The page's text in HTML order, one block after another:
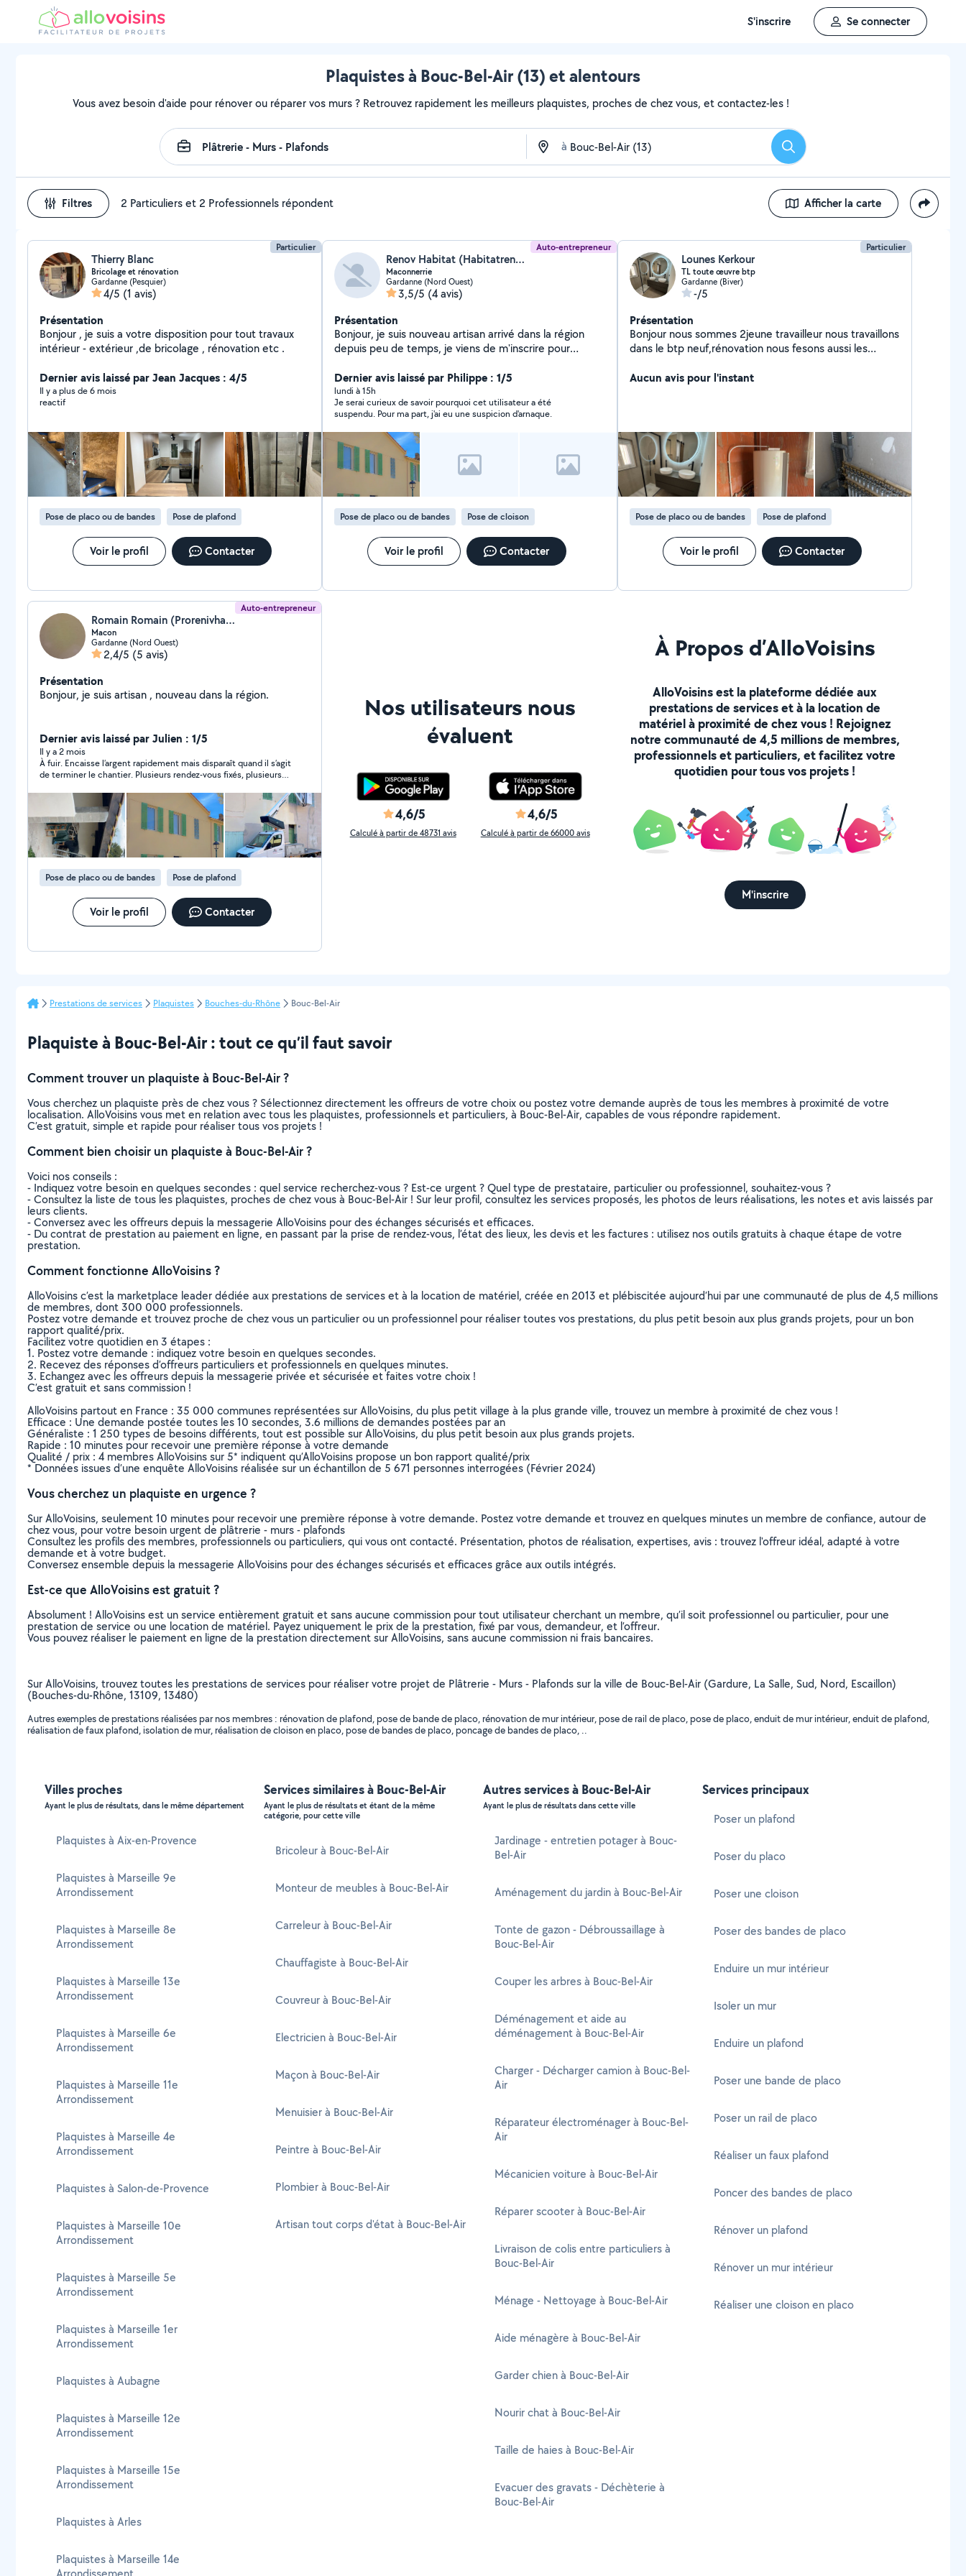
S'inscrire Se connecter
Plaquistes à Bouc-Bel-Air (13) et alentours
Vous avez besoin d'aide pour rénover ou réparer vos murs ? Retrouvez rapidement les meilleurs plaquistes, proches de chez vous, et contactez-les !
à Rechercher
Filtres 2 Particuliers et 2 Professionnels répondent Afficher la carte
Particulier
Thierry Blanc
Bricolage et rénovation
Gardanne (Pesquier)
4/5 (1 avis)
Présentation
Bonjour , je suis a votre disposition pour tout travaux
intérieur - extérieur ,de bricolage , rénovation etc .
Dernier avis laissé par Jean Jacques : 4/5
Il y a plus de 6 mois
reactif
Pose de placo ou de bandes Pose de plafond
Voir le profil Contacter
Auto-entrepreneur
Renov Habitat (Habitatrenov)
Maconnerrie
Gardanne (Nord Ouest)
3,5/5 (4 avis)
Présentation
Bonjour, je suis nouveau artisan arrivé dans la région
depuis peu de temps, je viens de m'inscrire pour
projets et de nouveaux travaux. Je suis maçon,
couvreur de métier diplômé qualifié avec assurance
décennale, je pratique tout ce qui est peinture,
ravalement de façade, couverture, charpente grosse
maçonnerie, petite maçonnerie carrelage Placo
joignable sept jours sur sept disponible très
rapidement et très envie de travailler dans la région et
de se faire connaître. Je reste à votre disposition pour
tout ou autre renseignement. Cordialement à très vite.
Dernier avis laissé par Philippe : 1/5
lundi à 15h
Je serai curieux de savoir pourquoi cet utilisateur a été
suspendu. Pour ma part, j'ai eu une suspicion d'arnaque.
Pose de placo ou de bandes Pose de cloison
Voir le profil Contacter
Particulier
Lounes Kerkour
TL toute œuvre btp
Gardanne (Biver)
-/5
Présentation
Bonjour nous sommes 2jeune travailleur nous travaillons
dans le btp neuf,rénovation nous fesons aussi les
Aucun avis pour l'instant
Pose de placo ou de bandes Pose de plafond
Voir le profil Contacter
Auto-entrepreneur
Romain Romain (Prorenivhabitat13)
Macon
Gardanne (Nord Ouest)
2,4/5 (5 avis)
Présentation
Bonjour, je suis artisan , nouveau dans la région.
Dernier avis laissé par Julien : 1/5
Il y a 2 mois
À fuir. Encaisse l’argent rapidement mais disparaît quand il s’agit
de terminer le chantier. Plusieurs rendez-vous fixés, plusieurs
Pose de placo ou de bandes Pose de plafond
Voir le profil Contacter
Nos utilisateurs nous
évaluent
4,6/5
Calculé à partir de 48731 avis
4,6/5
Calculé à partir de 66000 avis
À Propos d’AlloVoisins
AlloVoisins est la plateforme dédiée aux
prestations de services et à la location de
matériel à proximité de chez vous ! Rejoignez
notre communauté de 4,5 millions de membres,
professionnels et particuliers, et facilitez votre
quotidien pour tous vos projets !
M'inscrire
Prestations de services Plaquistes Bouches-du-Rhône Bouc-Bel-Air
Plaquiste à Bouc-Bel-Air : tout ce qu’il faut savoir
Comment trouver un plaquiste à Bouc-Bel-Air ?
Vous cherchez un plaquiste près de chez vous ? Sélectionnez directement les offreurs de votre choix ou postez votre demande auprès de tous les membres à proximité de votre
localisation. AlloVoisins vous met en relation avec tous les plaquistes, professionnels et particuliers, à Bouc-Bel-Air, capables de vous répondre rapidement.
C’est gratuit, simple et rapide pour réaliser tous vos projets !
Comment bien choisir un plaquiste à Bouc-Bel-Air ?
Voici nos conseils :
- Indiquez votre besoin en quelques secondes : quel service recherchez-vous ? Est-ce urgent ? Quel type de prestataire, particulier ou professionnel, souhaitez-vous ?
- Consultez la liste de tous les plaquistes, proches de chez vous à Bouc-Bel-Air ! Sur leur profil, consultez les services proposés, les photos de leurs réalisations, les notes et avis laissés par
leurs clients.
- Conversez avec les offreurs depuis la messagerie AlloVoisins pour des échanges sécurisés et efficaces.
- Du contrat de prestation au paiement en ligne, en passant par la prise de rendez-vous, l’état des lieux, les devis et les factures : utilisez nos outils gratuits à chaque étape de votre
prestation.
Comment fonctionne AlloVoisins ?
AlloVoisins c’est la marketplace leader dédiée aux prestations de services et à la location de matériel, créée en 2013 et plébiscitée aujourd’hui par une communauté de plus de 4,5 millions
de membres, dont 300 000 professionnels.
Postez votre demande et trouvez proche de chez vous un particulier ou un professionnel pour réaliser toutes vos prestations, du plus petit besoin aux plus grands projets, pour un bon
rapport qualité/prix.
Facilitez votre quotidien en 3 étapes :
1. Postez votre demande : indiquez votre besoin en quelques secondes.
2. Recevez des réponses d’offreurs particuliers et professionnels en quelques minutes.
3. Echangez avec les offreurs depuis la messagerie privée et sécurisée et faites votre choix !
C’est gratuit et sans commission !
AlloVoisins partout en France : 35 000 communes représentées sur AlloVoisins, du plus petit village à la plus grande ville, trouvez un membre à proximité de chez vous !
Efficace : Une demande postée toutes les 10 secondes, 3.6 millions de demandes postées par an
Généraliste : 1 250 types de besoins différents, tout est possible sur AlloVoisins, du plus petit besoin aux plus grands projets.
Rapide : 10 minutes pour recevoir une première réponse à votre demande
Qualité / prix : 4 membres AlloVoisins sur 5* indiquent qu’AlloVoisins propose un bon rapport qualité/prix
* Données issues d’une enquête AlloVoisins réalisée sur un échantillon de 5 671 personnes interrogées (Février 2024)
Vous cherchez un plaquiste en urgence ?
Sur AlloVoisins, seulement 10 minutes pour recevoir une première réponse à votre demande. Postez votre demande et trouvez en quelques minutes un membre de confiance, autour de
chez vous, pour votre besoin urgent de plâtrerie - murs - plafonds
Consultez les profils des membres, professionnels ou particuliers, qui vous ont contacté. Présentation, photos de réalisation, expertises, avis : trouvez l'offreur idéal, adapté à votre
demande et à votre budget.
Conversez ensemble depuis la messagerie AlloVoisins pour des échanges sécurisés et efficaces grâce aux outils intégrés.
Est-ce que AlloVoisins est gratuit ?
Absolument ! AlloVoisins est un service entièrement gratuit et sans aucune commission pour tout utilisateur cherchant un membre, qu’il soit professionnel ou particulier, pour une
prestation de service ou une location de matériel. Payez uniquement le prix de la prestation, fixé par vous, demandeur, et l’offreur.
Vous pouvez réaliser le paiement en ligne de la prestation directement sur AlloVoisins, sans aucune commission ni frais bancaires.
Sur AlloVoisins, trouvez toutes les prestations de services pour réaliser votre projet de Plâtrerie - Murs - Plafonds sur la ville de Bouc-Bel-Air (Gardure, La Salle, Sud, Nord, Escaillon)
(Bouches-du-Rhône, 13109, 13480)
Autres exemples de prestations réalisées par nos membres : rénovation de plafond, pose de bande de placo, rénovation de mur intérieur, pose de rail de placo, pose de placo, enduit de mur intérieur, enduit de plafond,
réalisation de faux plafond, isolation de mur, réalisation de cloison en placo, pose de bandes de placo, poncage de bandes de placo, ..
Villes proches
Ayant le plus de résultats, dans le même département
Plaquistes à Aix-en-Provence
Plaquistes à Marseille 9e
Arrondissement
Plaquistes à Marseille 8e
Arrondissement
Plaquistes à Marseille 13e
Arrondissement
Plaquistes à Marseille 6e
Arrondissement
Plaquistes à Marseille 11e
Arrondissement
Plaquistes à Marseille 4e
Arrondissement
Plaquistes à Salon-de-Provence
Plaquistes à Marseille 10e
Arrondissement
Plaquistes à Marseille 5e
Arrondissement
Plaquistes à Marseille 1er
Arrondissement
Plaquistes à Aubagne
Plaquistes à Marseille 12e
Arrondissement
Plaquistes à Marseille 15e
Arrondissement
Plaquistes à Arles
Plaquistes à Marseille 14e
Services similaires à Bouc-Bel-Air
Ayant le plus de résultats et étant de la même
catégorie, pour cette ville
Bricoleur à Bouc-Bel-Air
Monteur de meubles à Bouc-Bel-Air
Carreleur à Bouc-Bel-Air
Chauffagiste à Bouc-Bel-Air
Couvreur à Bouc-Bel-Air
Electricien à Bouc-Bel-Air
Maçon à Bouc-Bel-Air
Menuisier à Bouc-Bel-Air
Peintre à Bouc-Bel-Air
Plombier à Bouc-Bel-Air
Artisan tout corps d'état à Bouc-Bel-Air
Autres services à Bouc-Bel-Air
Ayant le plus de résultats dans cette ville
Jardinage - entretien potager à Bouc-
Bel-Air
Aménagement du jardin à Bouc-Bel-Air
Tonte de gazon - Débroussaillage à
Bouc-Bel-Air
Couper les arbres à Bouc-Bel-Air
Déménagement et aide au
déménagement à Bouc-Bel-Air
Charger - Décharger camion à Bouc-Bel-
Air
Réparateur électroménager à Bouc-Bel-
Air
Mécanicien voiture à Bouc-Bel-Air
Réparer scooter à Bouc-Bel-Air
Livraison de colis entre particuliers à
Bouc-Bel-Air
Ménage - Nettoyage à Bouc-Bel-Air
Aide ménagère à Bouc-Bel-Air
Garder chien à Bouc-Bel-Air
Nourir chat à Bouc-Bel-Air
Taille de haies à Bouc-Bel-Air
Evacuer des gravats - Déchèterie à
Bouc-Bel-Air
Services principaux
Poser un plafond
Poser du placo
Poser une cloison
Poser des bandes de placo
Enduire un mur intérieur
Isoler un mur
Enduire un plafond
Poser une bande de placo
Poser un rail de placo
Réaliser un faux plafond
Poncer des bandes de placo
Rénover un plafond
Rénover un mur intérieur
Réaliser une cloison en placo